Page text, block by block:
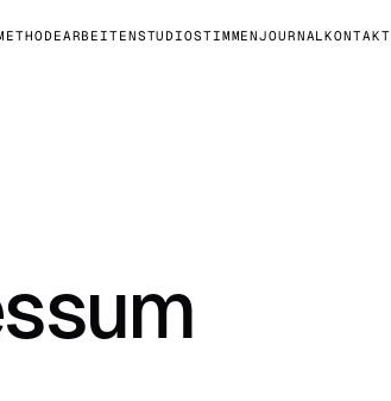
ARBEITENSTUDIOSTIMMENJOURNALKONTAKT